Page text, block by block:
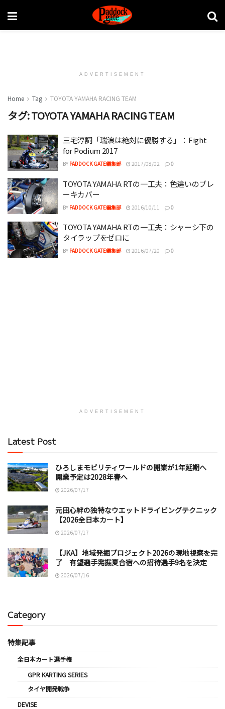
ADVERTISEMENT
Home Tag TOYOTA YAMAHA RACING TEAM
タグ:TOYOTA YAMAHA RACING TEAM
三宅淳詞「瑞浪は絶対に優勝する」：Fight
for Podium 2017
BY PADDOCK GATE編集部 2017/08/02 0
TOYOTA YAMAHA RTの一工夫：色違いのブレ
ーキカバー
BY PADDOCK GATE編集部 2016/10/11 0
TOYOTA YAMAHA RTの一工夫：シャーシ下の
タイラップをゼロに
BY PADDOCK GATE編集部 2016/07/20 0
ADVERTISEMENT
Latest Post
ひろしまモビリティワールドの開業が1年延期へ
開業予定は2028年春へ
2026/07/17
元田心絆の独特なウエットドライビングテクニック
【2026全日本カート】
2026/07/17
【JKA】地域発掘プロジェクト2026の現地視察を完
了 有望選手発掘夏合宿への招待選手9名を決定
2026/07/16
Category
特集記事
全日本カート選手権
GPR KARTING SERIES
タイヤ開発戦争
DEVISE